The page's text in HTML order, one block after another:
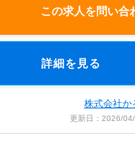
この求人を問い合
詳細を見る
株式会社か
更新日：2026/